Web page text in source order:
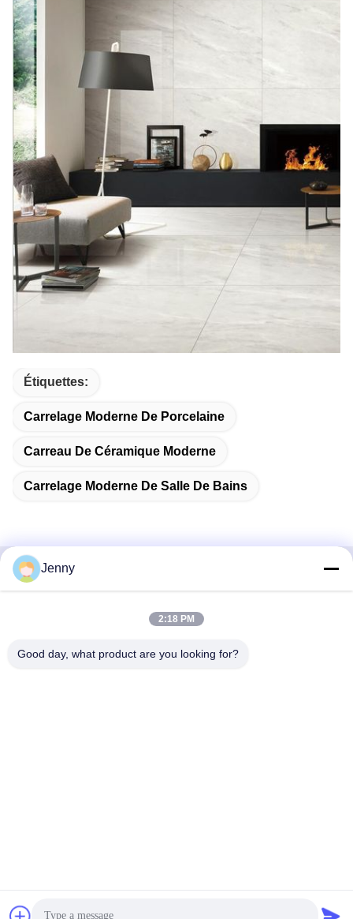
Étiquettes:
Carrelage Moderne De Porcelaine
Carreau De Céramique Moderne
Carrelage Moderne De Salle De Bains
Contactez rapidement
Mall, rue Wugang, région de Chancheng, ville de Foshan,
Jenny
2:18 PM
Good day, what product are you looking for?